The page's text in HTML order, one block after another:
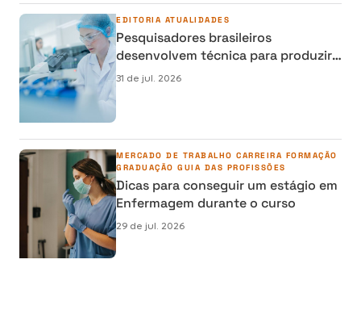
EDITORIA ATUALIDADES
Pesquisadores brasileiros
desenvolvem técnica para produzir
osso humano em laboratório e
31 de jul. 2026
MERCADO DE TRABALHO CARREIRA FORMAÇÃO
GRADUAÇÃO GUIA DAS PROFISSÕES
Dicas para conseguir um estágio em
Enfermagem durante o curso
29 de jul. 2026